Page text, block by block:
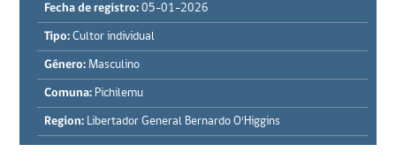
Fecha de registro: 05-01-2026
Tipo: Cultor individual
Género: Masculino
Comuna: Pichilemu
Region: Libertador General Bernardo O'Higgins